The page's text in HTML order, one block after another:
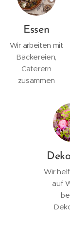
Essen
Wir arbeiten mit
Bäckereien,
Caterern
zusammen
Wir
auf